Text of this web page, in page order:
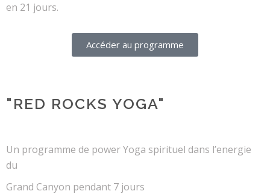
en 21 jours.
Accéder au programme
"RED ROCKS YOGA"
Un programme de power Yoga spirituel dans l’energie
du
Grand Canyon pendant 7 jours